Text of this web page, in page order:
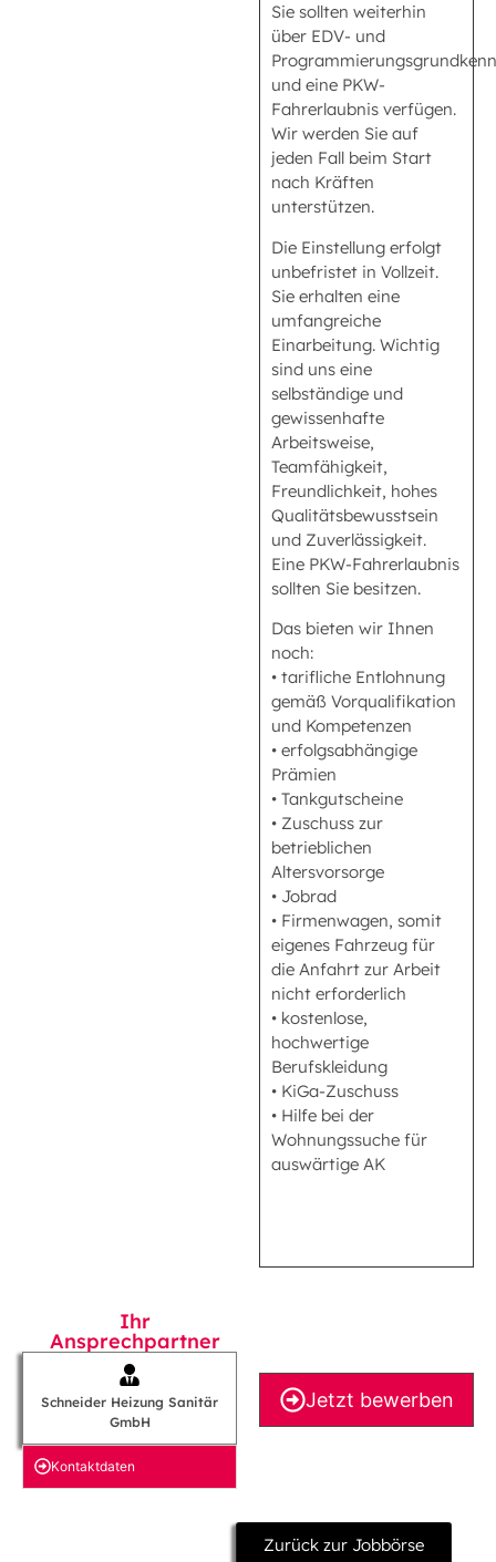
Sie sollten weiterhin
über EDV- und
und eine PKW-
Fahrerlaubnis verfügen.
Wir werden Sie auf
jeden Fall beim Start
nach Kräften
unterstützen.
Die Einstellung erfolgt
unbefristet in Vollzeit.
Sie erhalten eine
umfangreiche
Einarbeitung. Wichtig
sind uns eine
selbständige und
gewissenhafte
Arbeitsweise,
Teamfähigkeit,
Freundlichkeit, hohes
Qualitätsbewusstsein
und Zuverlässigkeit.
Eine PKW-Fahrerlaubnis
sollten Sie besitzen.
Das bieten wir Ihnen
noch:
• tarifliche Entlohnung
gemäß Vorqualifikation
und Kompetenzen
• erfolgsabhängige
Prämien
• Tankgutscheine
• Zuschuss zur
betrieblichen
Altersvorsorge
• Jobrad
• Firmenwagen, somit
eigenes Fahrzeug für
die Anfahrt zur Arbeit
nicht erforderlich
• kostenlose,
hochwertige
Berufskleidung
• KiGa-Zuschuss
• Hilfe bei der
Wohnungssuche für
auswärtige AK
Ihr
Ansprechpartner
Schneider Heizung Sanitär
GmbH
Kontakt­daten
Jetzt bewerben
Zurück zur Jobbörse